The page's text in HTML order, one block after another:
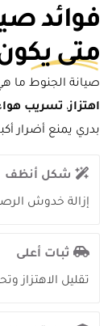
فوائد
متى
صيانة الجنوط ما
اهتزاز، تسريب
بدري يمنع أضرار
شكل أنظف
إزالة خدوش
ثبات أعلى
تقليل الاهتزاز